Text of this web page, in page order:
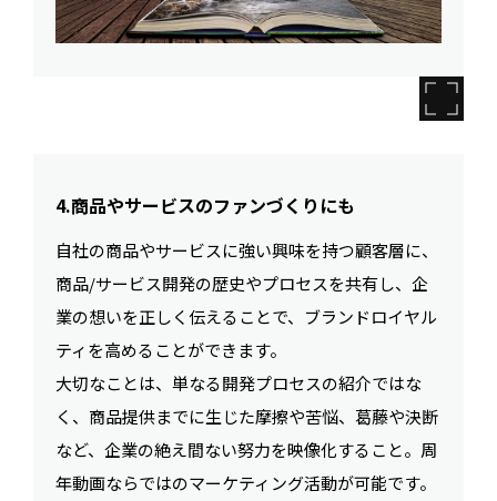
4.商品やサービスのファンづくりにも
自社の商品やサービスに強い興味を持つ顧客層に、
商品/サービス開発の歴史やプロセスを共有し、企
業の想いを正しく伝えることで、ブランドロイヤル
ティを高めることができます。
大切なことは、単なる開発プロセスの紹介ではな
く、商品提供までに生じた摩擦や苦悩、葛藤や決断
など、企業の絶え間ない努力を映像化すること。周
年動画ならではのマーケティング活動が可能です。